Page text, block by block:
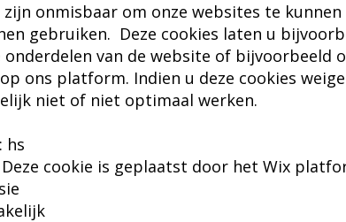
zijn onmisbaar om onze websites te
gebruiken. Deze cookies laten u
onderdelen van de website of bijvoorbeeld
ons platform. Indien u deze cookies
niet of niet optimaal werken.
hs
cookie is geplaatst door het Wix